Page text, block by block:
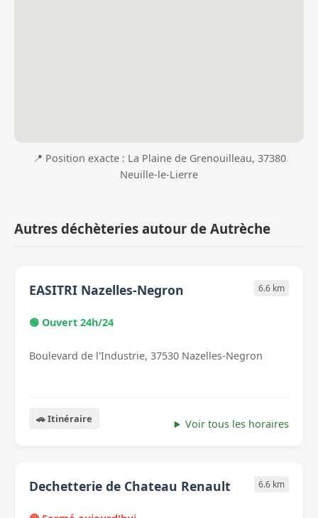
📍 Position exacte : La Plaine de Grenouilleau, 37380
Neuille-le-Lierre
Autres déchèteries autour de Autrèche
EASITRI Nazelles-Negron 6.6 km
🟢 Ouvert 24h/24
Boulevard de l'Industrie, 37530 Nazelles-Negron
🚗 Itinéraire Voir tous les horaires
Dechetterie de Chateau Renault 6.6 km